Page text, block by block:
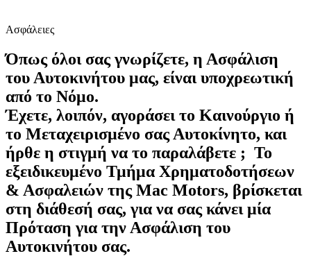
Ασφάλειες
Όπως όλοι σας γνωρίζετε, η Ασφάλιση
του Αυτοκινήτου μας, είναι υποχρεωτική
από το Νόμο.
Έχετε, λοιπόν, αγοράσει το Καινούργιο ή
το Μεταχειρισμένο σας Αυτοκίνητο, και
ήρθε η στιγμή να το παραλάβετε ; Το
εξειδικευμένο Τμήμα Χρηματοδοτήσεων
& Ασφαλειών της Mac Motors, βρίσκεται
στη διάθεσή σας, για να σας κάνει μία
Πρόταση για την Ασφάλιση του
Αυτοκινήτου σας.